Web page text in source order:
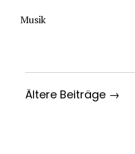
Kategorien
Musik
Ältere Beiträge →